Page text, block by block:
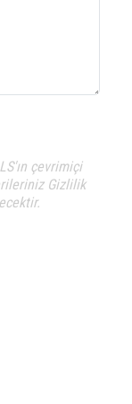
çevrimiçi
Gizlilik